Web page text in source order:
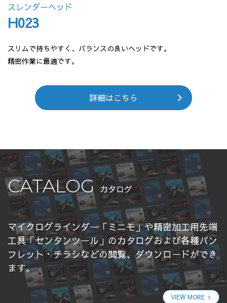
スレンダーヘッド
H023
スリムで持ちやすく、バランスの良いヘッドです。
精密作業に最適です。
詳細はこちら
CATALOG カタログ
マイクログラインダー「ミニモ」や精密加工用先端
工具「センタンツール」のカタログおよび各種パン
フレット・チラシなどの閲覧、ダウンロードができ
ます。
VIEW MORE